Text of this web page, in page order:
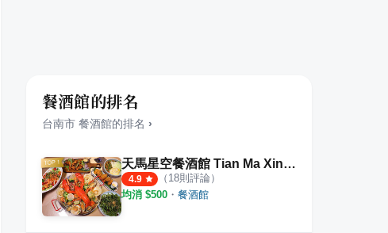
餐酒館的排名
台南市 餐酒館的排名 ›
天馬星空餐酒館 Tian Ma Xing Kong
4.9 （ 18則評論）
均消 $500 ・ 餐酒館